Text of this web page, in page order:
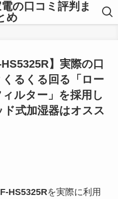
の口コミ評判ま
め
HS5325R】実際の口
るくる回る「ロー
ルター」を採用し
式加湿器はオスス
HS5325Rを実際に利用